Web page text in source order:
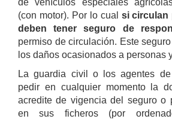
de vehículos especiales
(con motor). Por lo cual si circulan
deben tener seguro de
permiso de circulación. Este
los daños ocasionados a personas
La guardia civil o los agentes de
pedir en cualquier momento la
acredite de vigencia del seguro o
en sus ficheros (por